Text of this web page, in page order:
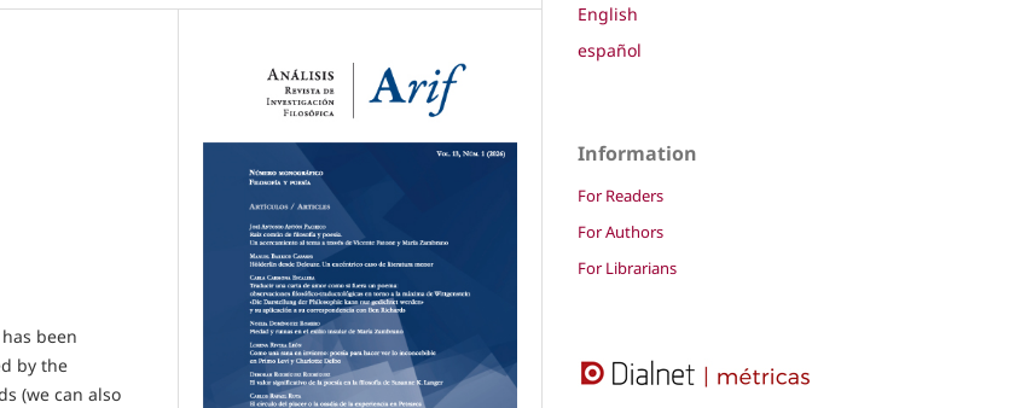
been
by the
(we can also
English
español
Information
For Readers
For Authors
For Librarians